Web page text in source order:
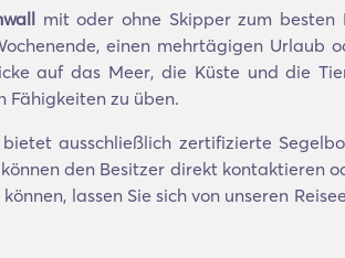
mit oder ohne Skipper zum besten
einen mehrtägigen
auf das Meer, die Küste und die
Fähigkeiten zu üben.
ausschließlich zertifizierte
den Besitzer direkt kontaktieren
lassen Sie sich von unseren